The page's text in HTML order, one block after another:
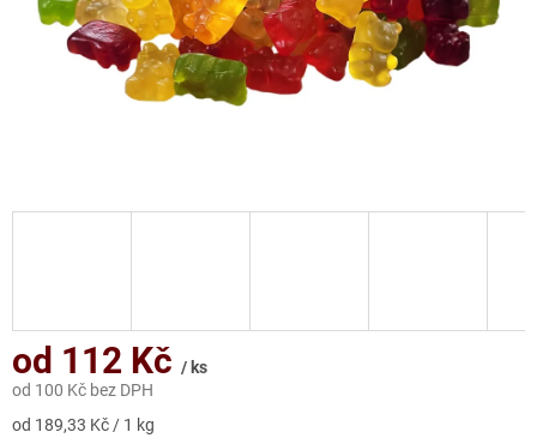
od 112 Kč / ks
od 100 Kč bez DPH
Měrná
od 189,33 Kč / 1 kg